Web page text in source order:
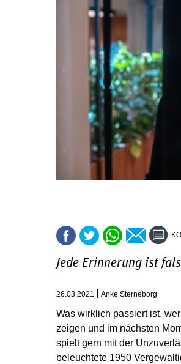
Jede Erinnerung ist
26.03.2021 Anke Sterneborg
Was wirklich passiert ist,
zeigen und im nächsten
spielt gern mit der
beleuchtete 1950